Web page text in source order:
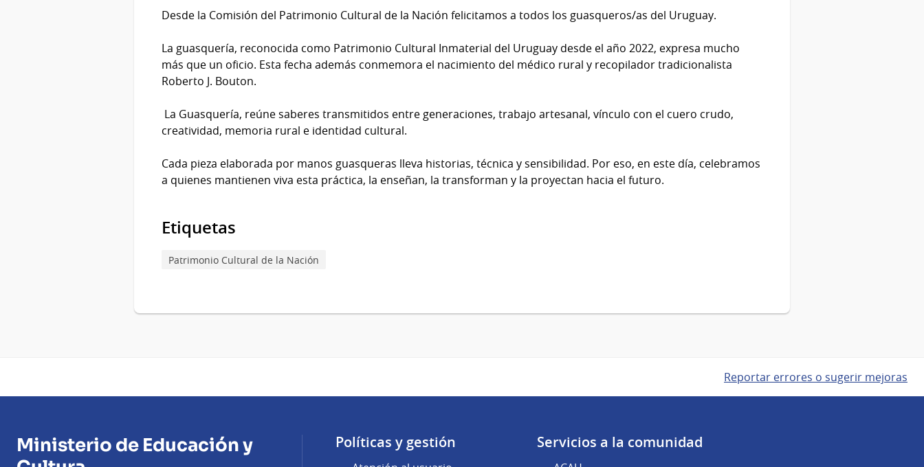
Desde la Comisión del Patrimonio Cultural de la Nación felicitamos a todos los guasqueros/as del Uruguay.
La guasquería, reconocida como Patrimonio Cultural Inmaterial del Uruguay desde el año 2022, expresa mucho
más que un oficio. Esta fecha además conmemora el nacimiento del médico rural y recopilador tradicionalista
Roberto J. Bouton.
La Guasquería, reúne saberes transmitidos entre generaciones, trabajo artesanal, vínculo con el cuero crudo,
creatividad, memoria rural e identidad cultural.
Cada pieza elaborada por manos guasqueras lleva historias, técnica y sensibilidad. Por eso, en este día, celebramos
a quienes mantienen viva esta práctica, la enseñan, la transforman y la proyectan hacia el futuro.
Etiquetas
Patrimonio Cultural de la Nación
Reportar errores o sugerir mejoras
Ministerio de Educación y
Políticas y gestión Servicios a la comunidad